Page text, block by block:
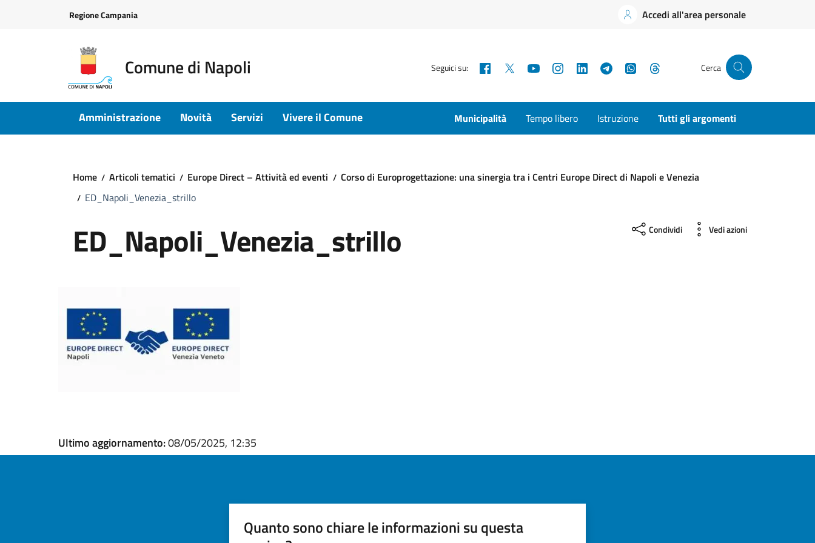
Regione Campania Accedi all'area personale
Comune di Napoli Seguici su: Facebook YouTubeInstagramLinkedInTelegramWhatsApp Cerca
Amministrazione Novità Servizi Vivere il Comune Municipalità Tempo libero Istruzione Tutti gli argomenti
Home Articoli tematici Europe Direct – Attività ed eventi
Corso di Europrogettazione: una sinergia tra i Centri Europe Direct di Napoli e Venezia
ED_Napoli_Venezia_strillo
ED_Napoli_Venezia_strillo Condividi Vedi azioni
Ultimo aggiornamento:08/05/2025, 12:35
Quanto sono chiare le informazioni su questa